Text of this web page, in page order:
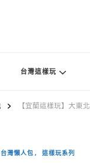
台灣這樣玩
【宜蘭這樣玩】大東
台灣懶人包 這樣玩系列